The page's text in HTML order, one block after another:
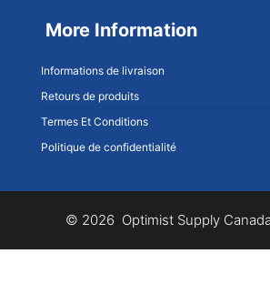
More Information
Informations de livraison
Retours de produits
Termes Et Conditions
Politique de confidentialité
© 2026 Optimist Supply